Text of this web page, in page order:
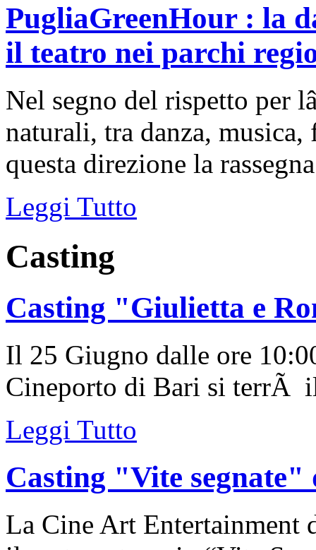
PugliaGreenHour : la
il teatro nei parchi
Nel segno del rispetto per
naturali, tra danza,
questa direzione la
Leggi Tutto
Casting
Casting "Giulietta e
Il 25 Giugno dalle ore
Cineporto di Bari si terrÃ
Leggi Tutto
Casting "Vite segnate"
La Cine Art Entertainment